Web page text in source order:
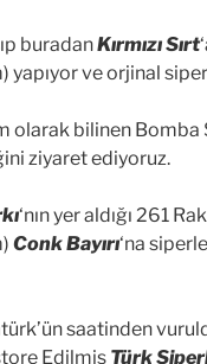
buradanKırmızı Sırt
yapıyor ve orjinal
olarak bilinen Bomba
ziyaret ediyoruz.
‘nın yer aldığı 261
Conk Bayırı‘na
saatinden
Edilmiş Türk